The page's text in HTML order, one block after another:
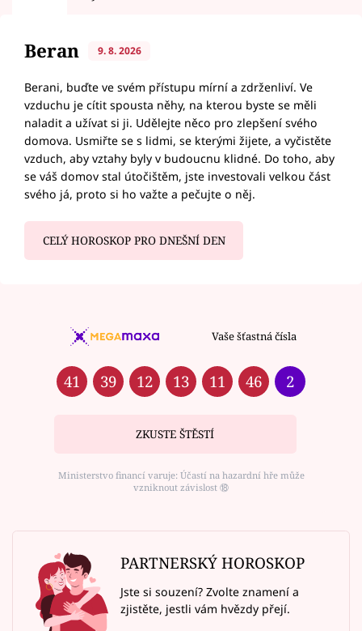
Beran 9. 8. 2026
Berani, buďte ve svém přístupu mírní a zdrženliví. Ve
vzduchu je cítit spousta něhy, na kterou byste se měli
naladit a užívat si ji. Udělejte něco pro zlepšení svého
domova. Usmiřte se s lidmi, se kterými žijete, a vyčistěte
vzduch, aby vztahy byly v budoucnu klidné. Do toho, aby
se váš domov stal útočištěm, jste investovali velkou část
svého já, proto si ho važte a pečujte o něj.
CELÝ HOROSKOP PRO DNEŠNÍ DEN
Vaše šťastná čísla
41 39 12 13 11 46 2
ZKUSTE ŠTĚSTÍ
Ministerstvo financí varuje: Účastí na hazardní hře může
vzniknout závislost ⑱
PARTNERSKÝ HOROSKOP
Jste si souzení? Zvolte znamení a
zjistěte, jestli vám hvězdy přejí.